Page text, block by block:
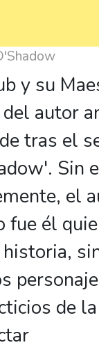
y su
autor
tras el
Sin
el
fue él
de